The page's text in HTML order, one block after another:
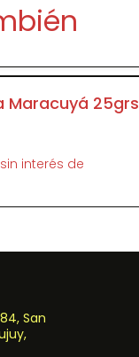
Maracuyá 25grs
interés de
San